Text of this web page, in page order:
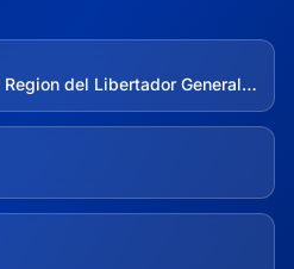
Quinta de Tilcoco, Vi Region del Libertador General Bernardo O'higgins